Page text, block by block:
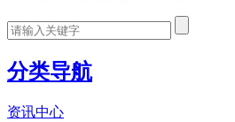
分类导航
资讯中心